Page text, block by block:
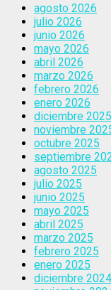
agosto 2026
julio 2026
junio 2026
mayo 2026
abril 2026
marzo 2026
febrero 2026
enero 2026
diciembre 2025
noviembre
octubre 2025
septiembre
agosto 2025
julio 2025
junio 2025
mayo 2025
abril 2025
marzo 2025
febrero 2025
enero 2025
diciembre 2024